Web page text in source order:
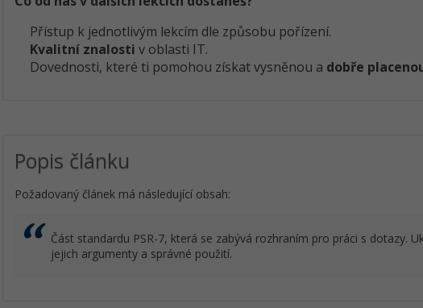
Přístup k jednotlivým lekcím dle způsobu pořízení.
Kvalitní znalosti v oblasti IT.
Dovednosti, které ti pomohou získat vysněnou a dobře
Popis článku
Požadovaný článek má následující obsah:
Část standardu PSR-7, která se zabývá rozhraním pro práci s dotazy.
jejich argumenty a správné použití.